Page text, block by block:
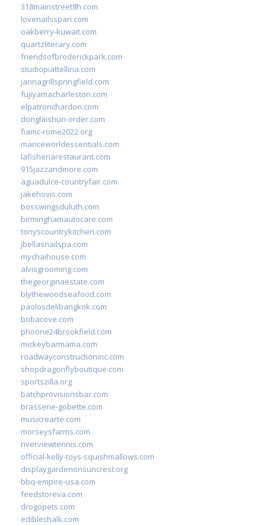
318mainstreet8h.com
lovenailsspari.com
oakberry-kuwait.com
quartzliterary.com
friendsofbroderickpark.com
studiopiattellina.com
jannagrillspringfield.com
fujiyamacharleston.com
elpatronchardon.com
donglaishun-order.com
fiamc-rome2022.org
mariceworldessentials.com
lafisheriarestaurant.com
915jazzandmore.com
aguadulce-countryfair.com
jakehovis.com
bosswingsduluth.com
birminghamautocare.com
tonyscountrykitchen.com
jbellasnailspa.com
mychaihouse.com
alvisgrooming.com
thegeorginaestate.com
blythewoodseafood.com
paolosdelibangkok.com
bobacove.com
phoone24brookfield.com
mickeybarmama.com
roadwayconstructioninc.com
shopdragonflyboutique.com
sportszilla.org
batchprovisionsbar.com
brasserie-gobette.com
musicrearte.com
morseysfarms.com
riverviewtennis.com
official-kelly-toys-squishmallows.com
displaygardenonsuncrest.org
bbq-empire-usa.com
feedstoreva.com
drogopets.com
ediblechalk.com